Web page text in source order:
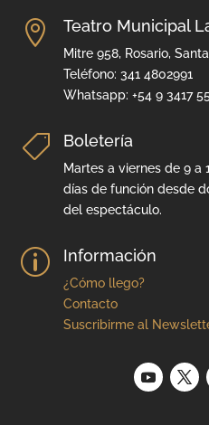
 Teatro Municipal
Mitre 958, Rosario,
Teléfono: 341 4802991
Whatsapp: +54 9 3417
 Boletería
Martes a viernes de 9 a
días de función desde
del espectáculo.
p Información
¿Cómo llego?
Contacto
Suscribirme al